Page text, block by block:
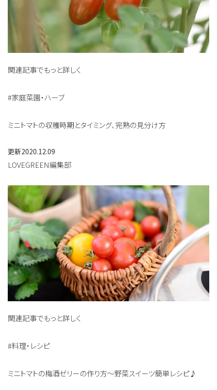
関連記事でもっと詳しく
#家庭菜園・ハーブ
ミニトマトの収穫時期とタイミング、完熟の見分け方
更新2020.12.09
LOVEGREEN編集部
関連記事でもっと詳しく
#料理・レシピ
ミニトマトの梅酒ゼリーの作り方～野菜スイーツ簡単レシピ♪